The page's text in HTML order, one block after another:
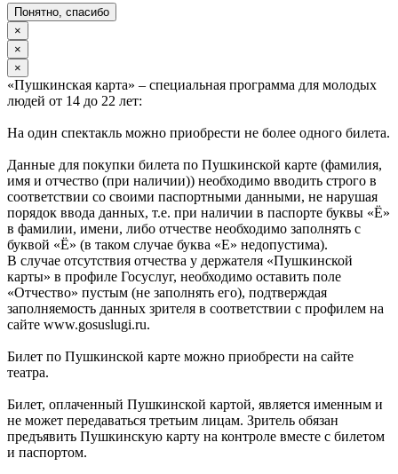
Понятно, спасибо
×
×
×
«Пушкинская карта» – специальная программа для молодых
людей от 14 до 22 лет:
На один спектакль можно приобрести не более одного билета.
Данные для покупки билета по Пушкинской карте (фамилия,
имя и отчество (при наличии)) необходимо вводить строго в
соответствии со своими паспортными данными, не нарушая
порядок ввода данных, т.е. при наличии в паспорте буквы «Ё»
в фамилии, имени, либо отчестве необходимо заполнять с
буквой «Ё» (в таком случае буква «Е» недопустима).
В случае отсутствия отчества у держателя «Пушкинской
карты» в профиле Госуслуг, необходимо оставить поле
«Отчество» пустым (не заполнять его), подтверждая
заполняемость данных зрителя в соответствии с профилем на
сайте www.gosuslugi.ru.
Билет по Пушкинской карте можно приобрести на сайте
театра.
Билет, оплаченный Пушкинской картой, является именным и
не может передаваться третьим лицам. Зритель обязан
предъявить Пушкинскую карту на контроле вместе с билетом
и паспортом.